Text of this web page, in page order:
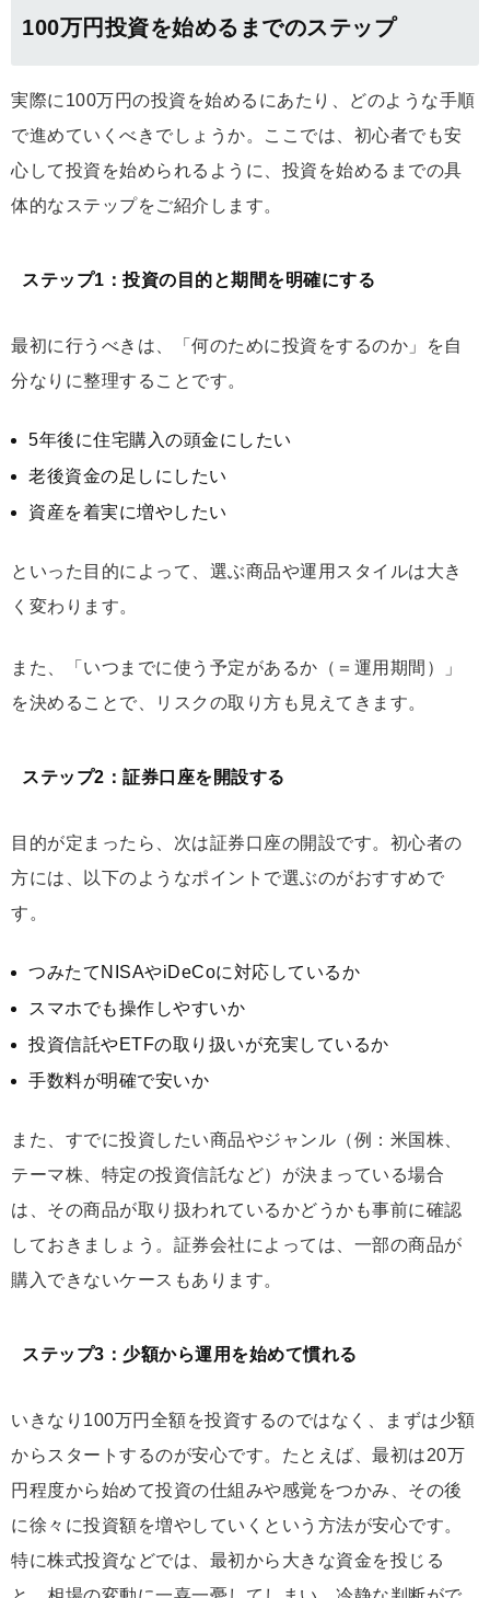
100万円投資を始めるまでのステップ
実際に100万円の投資を始めるにあたり、どのような手順
で進めていくべきでしょうか。ここでは、初心者でも安
心して投資を始められるように、投資を始めるまでの具
体的なステップをご紹介します。
ステップ1：投資の目的と期間を明確にする
最初に行うべきは、「何のために投資をするのか」を自
分なりに整理することです。
5年後に住宅購入の頭金にしたい
老後資金の足しにしたい
資産を着実に増やしたい
といった目的によって、選ぶ商品や運用スタイルは大き
く変わります。
また、「いつまでに使う予定があるか（＝運用期間）」
を決めることで、リスクの取り方も見えてきます。
ステップ2：証券口座を開設する
目的が定まったら、次は証券口座の開設です。初心者の
方には、以下のようなポイントで選ぶのがおすすめで
す。
つみたてNISAやiDeCoに対応しているか
スマホでも操作しやすいか
投資信託やETFの取り扱いが充実しているか
手数料が明確で安いか
また、すでに投資したい商品やジャンル（例：米国株、
テーマ株、特定の投資信託など）が決まっている場合
は、その商品が取り扱われているかどうかも事前に確認
しておきましょう。証券会社によっては、一部の商品が
購入できないケースもあります。
ステップ3：少額から運用を始めて慣れる
いきなり100万円全額を投資するのではなく、まずは少額
からスタートするのが安心です。たとえば、最初は20万
円程度から始めて投資の仕組みや感覚をつかみ、その後
に徐々に投資額を増やしていくという方法が安心です。
特に株式投資などでは、最初から大きな資金を投じる